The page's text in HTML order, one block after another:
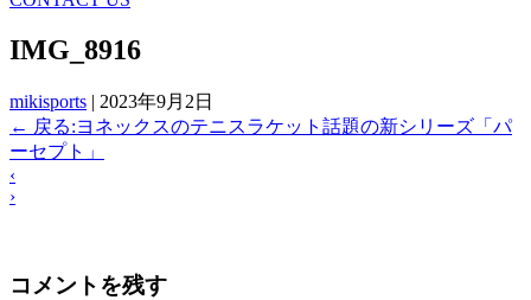
IMG_8916
mikisports | 2023年9月2日
← 戻る:ヨネックスのテニスラケット話題の新シリーズ「パ
ーセプト」
‹
›
コメントを残す